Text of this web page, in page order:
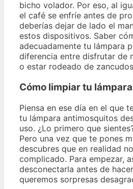
bicho volador. Por eso, al
el café se enfríe antes de
deberías dejar de lado el
estos dispositivos. Saber
adecuadamente tu lámpara
diferencia entre disfrutar de
o estar rodeado de
Cómo limpiar tu
Piensa en ese día en el que
tu lámpara antimosquitos
uso. ¿Lo primero que
Pero una vez que te pones
descubres que en realidad
complicado. Para empezar,
desconectarla antes de
queremos sorpresas